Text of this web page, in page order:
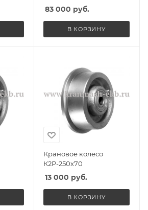
83 000 руб.
В КОРЗИНУ
Крановое колесо
К2Р-250х70
13 000 руб.
В КОРЗИНУ